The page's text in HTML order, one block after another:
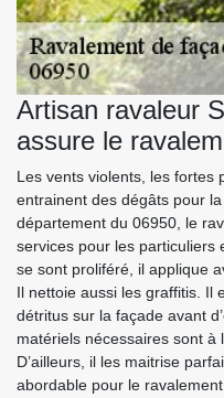
Artisan ravaleur
assure le
Les vents violents, les fortes
entrainent des dégâts pour
département du 06950, le
services pour les particuliers
se sont proliféré, il applique
Il nettoie aussi les graffitis. Il
détritus sur la façade avant
matériels nécessaires sont à
D’ailleurs, il les maitrise
abordable pour le ravalement